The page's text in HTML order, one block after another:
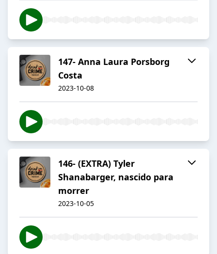
147- Anna Laura Porsborg
Costa
2023-10-08
146- (EXTRA) Tyler
Shanabarger, nascido para
morrer
2023-10-05